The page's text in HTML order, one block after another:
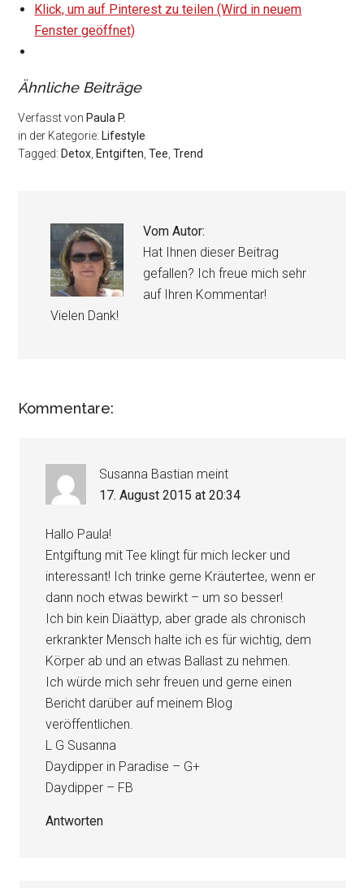
Klick, um auf Pinterest zu teilen (Wird in neuem
Fenster geöffnet)
Ähnliche Beiträge
Verfasst von Paula P.
in der Kategorie: Lifestyle
Tagged: Detox Entgiften ,Tee ,Trend
Vom Autor:
Hat Ihnen dieser Beitrag
gefallen? Ich freue mich sehr
auf Ihren Kommentar!
Vielen Dank!
Kommentare:
Susanna Bastian meint
17. August 2015 at 20:34
Hallo Paula!
Entgiftung mit Tee klingt für mich lecker und
interessant! Ich trinke gerne Kräutertee, wenn er
dann noch etwas bewirkt – um so besser!
Ich bin kein Diaättyp, aber grade als chronisch
erkrankter Mensch halte ich es für wichtig, dem
Körper ab und an etwas Ballast zu nehmen.
Ich würde mich sehr freuen und gerne einen
Bericht darüber auf meinem Blog
veröffentlichen.
L G Susanna
Daydipper in Paradise – G+
Daydipper – FB
Antworten